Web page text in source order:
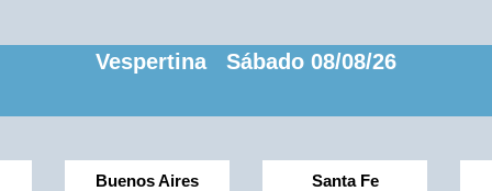
Vespertina Sábado 08/08/26
Buenos Aires Santa Fe